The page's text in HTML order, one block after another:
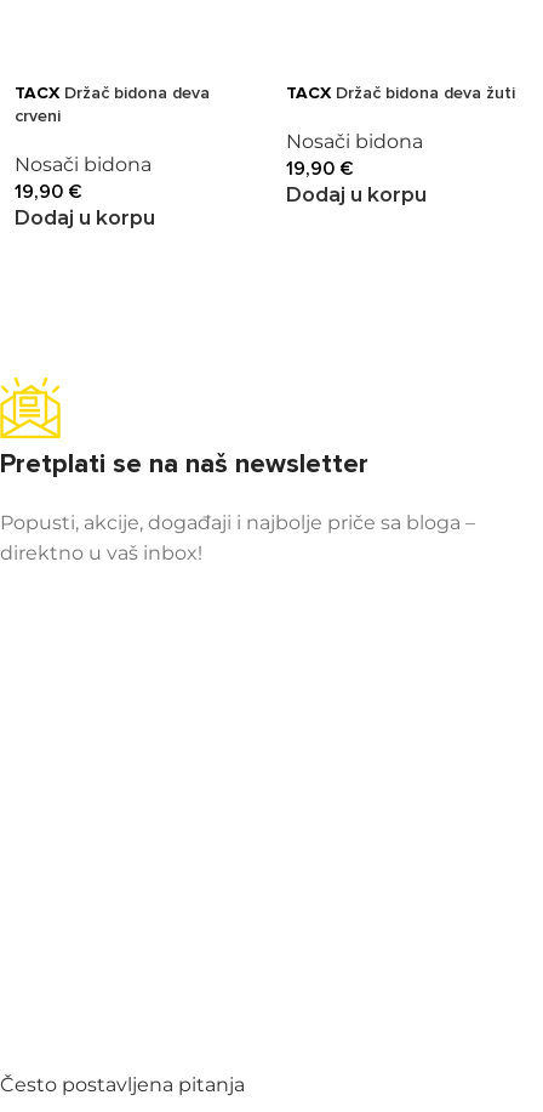
TACXDržač bidona deva
crveni
Nosači bidona
19,90 €
Dodaj u korpu
TACXDržač bidona deva žuti
Nosači bidona
19,90 €
Dodaj u korpu
Pretplati se na naš newsletter
Popusti, akcije, događaji i najbolje priče sa bloga –
direktno u vaš inbox!
Često postavljena pitanja